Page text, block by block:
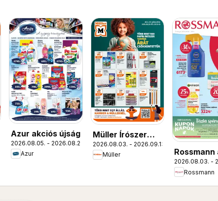
Azur akciós újság
2026.08.05. - 2026.08.22.
Azur
Müller Írószer
ajánlatok
2026.08.03. - 2026.09.13.
Müller
Rossmann
újság
2026.08.03. -
Rossmann